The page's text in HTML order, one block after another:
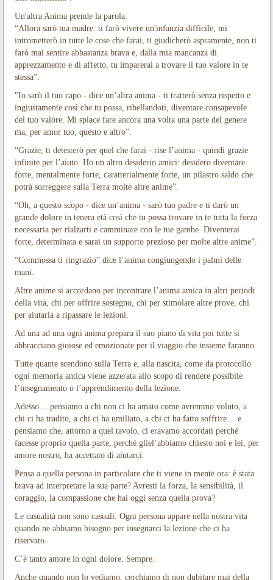
Un'altra Anima prende la parola:
“Allora sarò tua madre: ti farò vivere un'infanzia difficile, mi
intrometterò in tutte le cose che farai, ti giudicherò aspramente, non ti
farò mai sentire abbastanza brava e, dalla mia mancanza di
apprezzamento e di affetto, tu imparerai a trovare il tuo valore in te
stessa”.
"Io sarò il tuo capo - dice un’altra anima - ti tratterò senza rispetto e
ingiustamente così che tu possa, ribellandoti, diventare consapevole
del tuo valore. Mi spiace fare ancora una volta una parte del genere
ma, per amor tuo, questo e altro”.
“Grazie, ti detesterò per quel che farai - rise l’anima - quindi grazie
infinite per l’aiuto. Ho un altro desiderio amici: desidero diventare
forte, mentalmente forte, caratterialmente forte, un pilastro saldo che
potrà sorreggere sulla Terra molte altre anime”.
“Oh, a questo scopo - dice un’anima - sarò tuo padre e ti darò un
grande dolore in tenera età così che tu possa trovare in te tutta la forza
necessaria per rialzarti e camminare con le tue gambe. Diventerai
forte, determinata e sarai un supporto prezioso per molte altre anime”.
“Commossa ti ringrazio” dice l’anima congiungendo i palmi delle
mani.
Altre anime si accordano per incontrare l’anima amica in altri periodi
della vita, chi per offrire sostegno, chi per stimolare altre prove, chi
per aiutarla a ripassare le lezioni.
Ad una ad una ogni anima prepara il suo piano di vita poi tutte si
abbracciano gioiose ed emozionate per il viaggio che insieme faranno.
Tutte quante scendono sulla Terra e, alla nascita, come da protocollo
ogni memoria antica viene azzerata allo scopo di rendere possibile
l’insegnamento o l’apprendimento della lezione.
Adesso… pensiamo a chi non ci ha amato come avremmo voluto, a
chi ci ha tradito, a chi ci ha umiliato, a chi ci ha fatto soffrire… e
pensiamo che, attorno a quel tavolo, ci eravamo accordati perché
facesse proprio quella parte, perché gliel’abbiamo chiesto noi e lei, per
amore nostro, ha accettato di aiutarci.
Pensa a quella persona in particolare che ti viene in mente ora: è stata
brava ad interpretare la sua parte? Avresti la forza, la sensibilità, il
coraggio, la compassione che hai oggi senza quella prova?
Le casualità non sono casuali. Ogni persona appare nella nostra vita
quando ne abbiamo bisogno per insegnarci la lezione che ci ha
riservato.
C’è tanto amore in ogni dolore. Sempre.
Anche quando non lo vediamo, cerchiamo di non dubitare mai della